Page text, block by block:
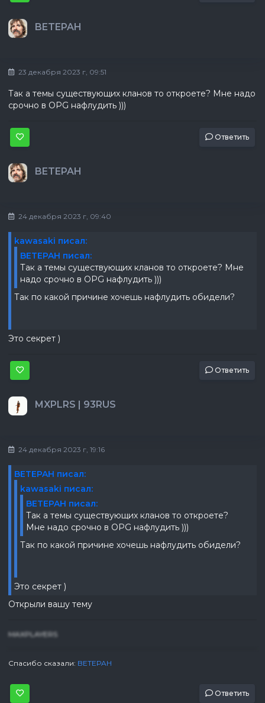
BETEPAH
23 декабря 2023 г, 09:51
Так а темы существующих кланов то откроете? Мне надо
срочно в OPG нафлудить )))
Ответить
BETEPAH
24 декабря 2023 г, 09:40
kawasaki писал:
BETEPAH писал:
Так а темы существующих кланов то откроете? Мне
надо срочно в OPG нафлудить )))
Так по какой причине хочешь нафлудить обидели?
Это секрет )
Ответить
MXPLRS | 93RUS
24 декабря 2023 г, 19:16
BETEPAH писал:
kawasaki писал:
BETEPAH писал:
Так а темы существующих кланов то откроете?
Мне надо срочно в OPG нафлудить )))
Так по какой причине хочешь нафлудить обидели?
Это секрет )
Открыли вашу тему
MAXPLAYERS
Спасибо сказали: BETEPAH
Ответить